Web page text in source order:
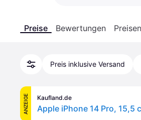
Preise Bewertungen
Preis inklusive Versand
ANZEIGE Kaufland.de